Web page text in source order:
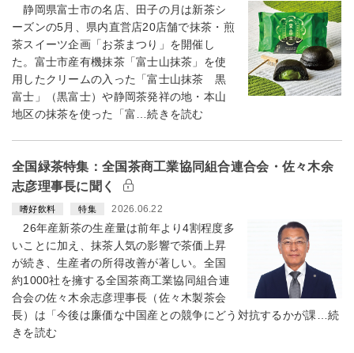
静岡県富士市の名店、田子の月は新茶シ
ーズンの5月、県内直営店20店舗で抹茶・煎
茶スイーツ企画「お茶まつり」を開催し
た。富士市産有機抹茶「富士山抹茶」を使
用したクリームの入った「富士山抹茶 黒
富士」（黒富士）や静岡茶発祥の地・本山
地区の抹茶を使った「富…続きを読む
全国緑茶特集：全国茶商工業協同組合連合会・佐々木余
志彦理事長に聞く
嗜好飲料 特集 2026.06.22
26年産新茶の生産量は前年より4割程度多
いことに加え、抹茶人気の影響で茶価上昇
が続き、生産者の所得改善が著しい。全国
約1000社を擁する全国茶商工業協同組合連
合会の佐々木余志彦理事長（佐々木製茶会
長）は「今後は廉価な中国産との競争にどう対抗するかが課…続
きを読む